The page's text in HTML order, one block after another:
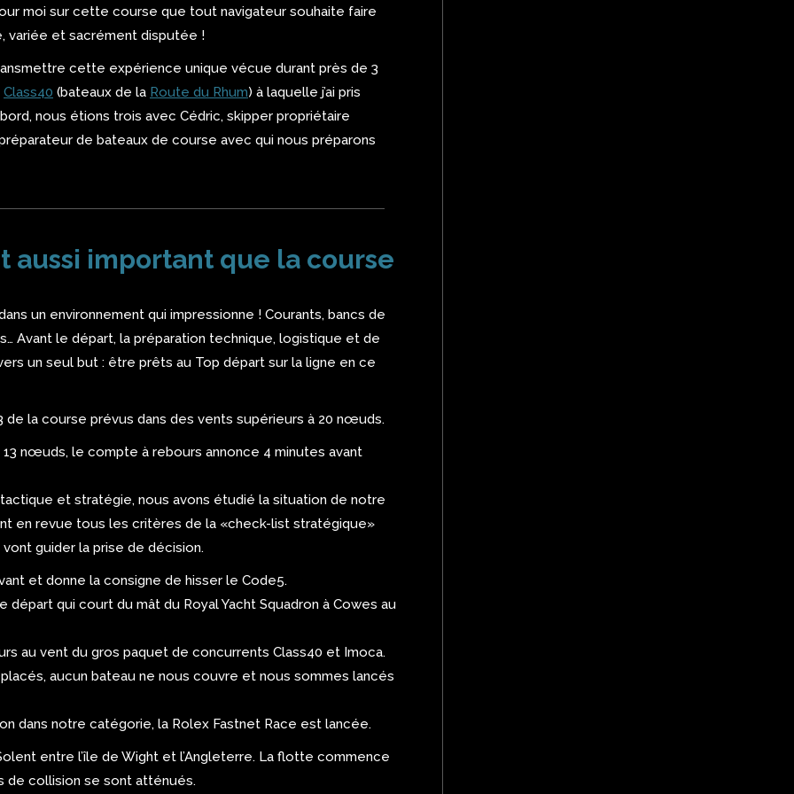
moi sur cette course que tout navigateur souhaite faire
variée et sacrément disputée !
cette expérience unique vécue durant près de 3
Class40 (bateaux de la Route du Rhum) à laquelle j’ai pris
nous étions trois avec Cédric, skipper propriétaire
de bateaux de course avec qui nous préparons
aussi important que la course
un environnement qui impressionne ! Courants, bancs de
Avant le départ, la préparation technique, logistique et de
un seul but : être prêts au Top départ sur la ligne en ce
la course prévus dans des vents supérieurs à 20 nœuds.
nœuds, le compte à rebours annonce 4 minutes avant
et stratégie, nous avons étudié la situation de notre
en revue tous les critères de la «check-list stratégique»
guider la prise de décision.
et donne la consigne de hisser le Code5.
qui court du mât du Royal Yacht Squadron à Cowes au
au vent du gros paquet de concurrents Class40 et Imoca.
aucun bateau ne nous couvre et nous sommes lancés
dans notre catégorie, la Rolex Fastnet Race est lancée.
entre l’île de Wight et l’Angleterre. La flotte commence
de collision se sont atténués.